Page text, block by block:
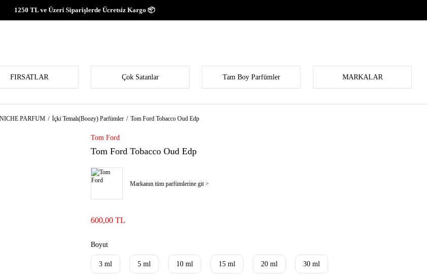
1250 TL ve Üzeri Siparişlerde Ücretsiz Kargo 📦
FIRSATLAR Çok Satanlar Tam Boy Parfümler MARKALAR
NICHE PARFUM İçki Temalı(Boozy) Parfümler Tom Ford Tobacco Oud Edp
Tom Ford
Tom Ford Tobacco Oud Edp
Markanın tüm parfümlerine git >
600,00 TL
Boyut
3 ml 5 ml 10 ml 15 ml 20 ml 30 ml